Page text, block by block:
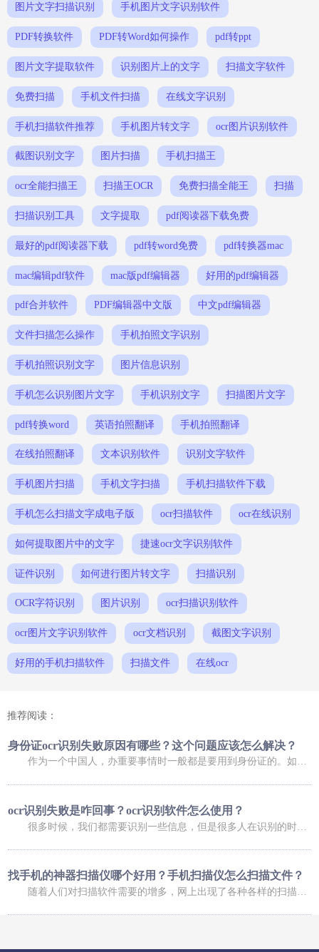
图片文字扫描识别 手机图片文字识别软件
PDF转换软件 PDF转Word如何操作 pdf转ppt
图片文字提取软件 识别图片上的文字 扫描文字软件
免费扫描 手机文件扫描 在线文字识别
手机扫描软件推荐 手机图片转文字 ocr图片识别软件
截图识别文字 图片扫描 手机扫描王
ocr全能扫描王 扫描王OCR 免费扫描全能王 扫描
扫描识别工具 文字提取 pdf阅读器下载免费
最好的pdf阅读器下载 pdf转word免费 pdf转换器mac
mac编辑pdf软件 mac版pdf编辑器 好用的pdf编辑器
pdf合并软件 PDF编辑器中文版 中文pdf编辑器
文件扫描怎么操作 手机拍照文字识别
手机拍照识别文字 图片信息识别
手机怎么识别图片文字 手机识别文字 扫描图片文字
pdf转换word 英语拍照翻译 手机拍照翻译
在线拍照翻译 文本识别软件 识别文字软件
手机图片扫描 手机文字扫描 手机扫描软件下载
手机怎么扫描文字成电子版 ocr扫描软件 ocr在线识别
如何提取图片中的文字 捷速ocr文字识别软件
证件识别 如何进行图片转文字 扫描识别
OCR字符识别 图片识别 ocr扫描识别软件
ocr图片文字识别软件 ocr文档识别 截图文字识别
好用的手机扫描软件 扫描文件 在线ocr
推荐阅读：
身份证ocr识别失败原因有哪些？这个问题应该怎么解决？
作为一个中国人，办重要事情时一般都是要用到身份证的。如果是在网上办理业务，可能还会用到身份证扫描件。不过，进行扫描时，我们总会碰到这样那样的问题，比如身份证ocr无法正常识别，那么，身份证ocr识别失败原因有哪些？这个问题又应该怎么解决呢？ 身份证ocr识别失败原因有哪些？ 导致身份证识别失败的原因有很多，常
ocr识别失败是咋回事？ocr识别软件怎么使用？
找手机的神器扫描仪哪个好用？手机扫描仪怎么扫描文件？